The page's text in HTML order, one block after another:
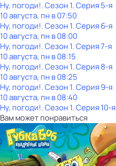
Ну, погоди!. Сезон 1. Серия 5-я
10 августа, пн в 07:50
Ну, погоди!. Сезон 1. Серия 6-я
10 августа, пн в 08:00
Ну, погоди!. Сезон 1. Серия 7-я
10 августа, пн в 08:15
Ну, погоди!. Сезон 1. Серия 8-я
10 августа, пн в 08:25
Ну, погоди!. Сезон 1. Серия 9-я
10 августа, пн в 08:40
Ну, погоди!. Сезон 1. Серия 10-я
Вам может понравиться